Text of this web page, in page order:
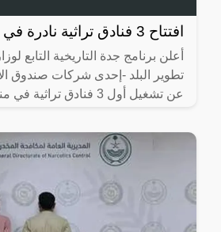
افتتاح 3 فنادق تراثية نادرة في جدة ..لن تصدق
أعلن برنامج جدة التاريخية التابع
تطوير البلد -إحدى شركات صندوق
عن تشغيل أول 3 فنادق تراثية في منطقة جدة التاريخية،